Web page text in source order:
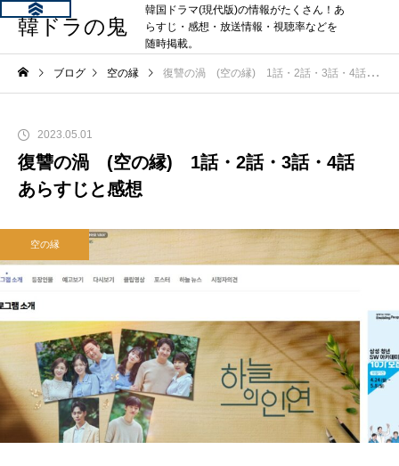
韓ドラの鬼
韓国ドラマ(現代版)の情報がたくさん！あ
らすじ・感想・放送情報・視聴率などを
随時掲載。
ブログ 空の縁 復讐の渦 (空の縁) 1話・2話・3話・4話 あらすじと感想
2023.05.01
復讐の渦 (空の縁) 1話・2話・3話・4話
あらすじと感想
空の縁